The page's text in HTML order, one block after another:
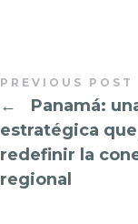
PREVIOUS POST
←
Panamá:
estratégica
redefinir la
regional